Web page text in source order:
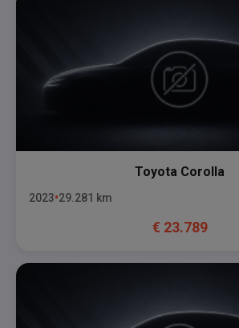
Toyota Corolla
2023 29.281 km
€ 23.789